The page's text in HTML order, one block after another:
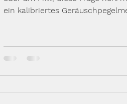
ein kalibriertes